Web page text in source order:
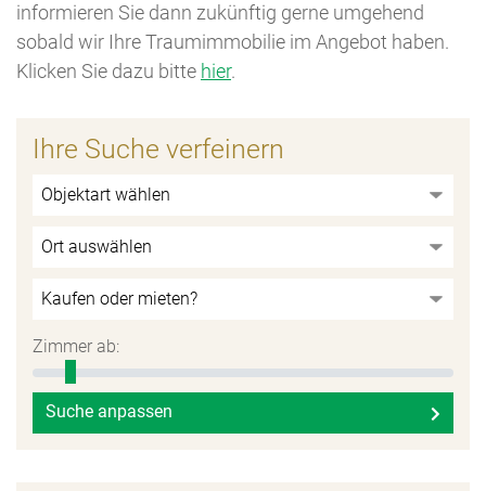
informieren Sie dann zukünftig gerne umgehend
sobald wir Ihre Traumimmobilie im Angebot haben.
Klicken Sie dazu bitte hier.
Ihre Suche verfeinern
Zimmer ab:
Suche anpassen